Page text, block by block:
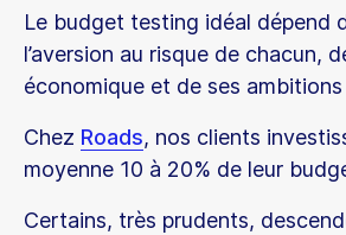
Le budget testing idéal dépend
l’aversion au risque de chacun,
économique et de ses
Chez Roads, nos clients
moyenne 10 à 20% de leur
Certains, très prudents,